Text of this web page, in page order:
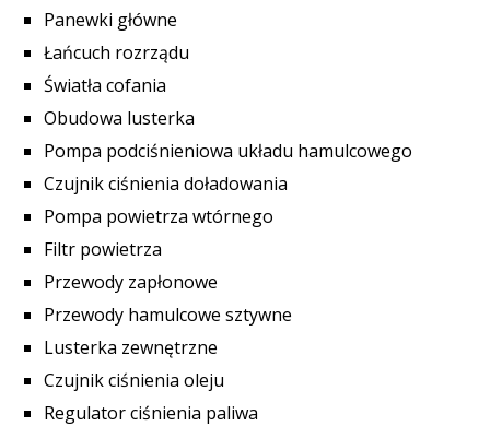
Panewki główne
Łańcuch rozrządu
Światła cofania
Obudowa lusterka
Pompa podciśnieniowa układu hamulcowego
Czujnik ciśnienia doładowania
Pompa powietrza wtórnego
Filtr powietrza
Przewody zapłonowe
Przewody hamulcowe sztywne
Lusterka zewnętrzne
Czujnik ciśnienia oleju
Regulator ciśnienia paliwa